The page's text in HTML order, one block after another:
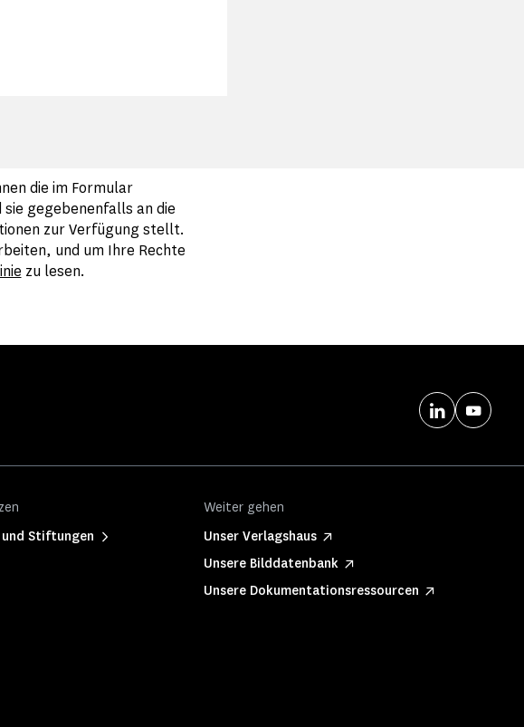
die im Formular
gegebenenfalls an die
zur Verfügung stellt.
und um Ihre Rechte
zu lesen.
Stiftungen
Weiter gehen
Unser Verlagshaus
Unsere Bilddatenbank
Unsere Dokumentationsressourcen